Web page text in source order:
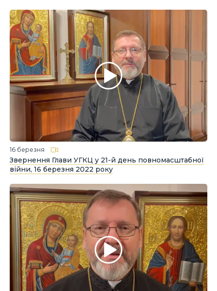
16 березня
Звернення Глави УГКЦ у 21-й день повномасштабної
війни, 16 березня 2022 року